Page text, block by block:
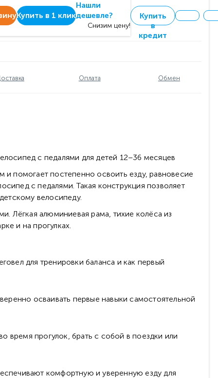
Купить в 1 клик
Нашли
дешевле?
Снизим цену!
Купить
в
кредит
Оплата Обмен
с педалями для детей 12–36 месяцев
помогает постепенно освоить езду, равновесие
с педалями. Такая конструкция позволяет
велосипеду.
Лёгкая алюминиевая рама, тихие колёса из
и на прогулках.
для тренировки баланса и как первый
осваивать первые навыки самостоятельной
время прогулок, брать с собой в поездки или
комфортную и уверенную езду для